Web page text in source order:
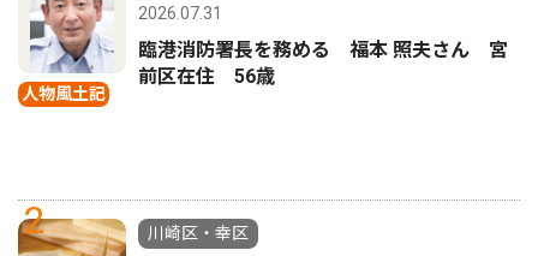
人物風土記
2026.07.31
臨港消防署長を務める 福本 照夫さん 宮
前区在住 56歳
2
川崎区・幸区